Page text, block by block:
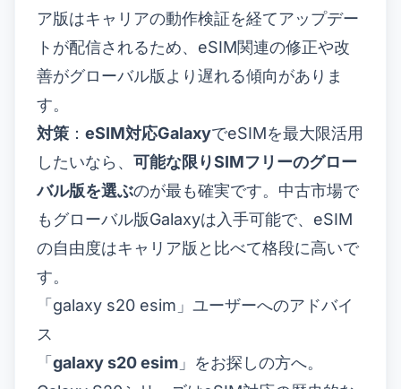
ア版はキャリアの動作検証を経てアップデー
トが配信されるため、eSIM関連の修正や改
善がグローバル版より遅れる傾向がありま
す。
対策 ： eSIM対応GalaxyでeSIMを最大限活用
したいなら、 可能な限りSIMフリーのグロー
バル版を選ぶのが最も確実です。中古市場で
もグローバル版Galaxyは入手可能で、eSIM
の自由度はキャリア版と比べて格段に高いで
す。
「galaxy s20 esim」ユーザーへのアドバイ
ス
「 galaxy s20 esim 」をお探しの方へ。